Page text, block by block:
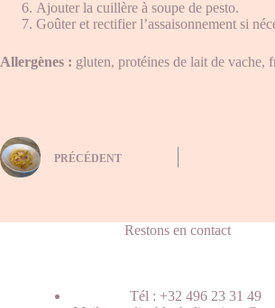
Ajouter la cuillère à soupe de pesto.
Goûter et rectifier l’assaisonnement si
Allergènes : gluten, protéines de lait de vache,
PRÉCÉDENT
Restons en contact
Tél : +32 496 23 31 49